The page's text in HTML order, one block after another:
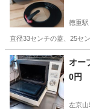
徳重駅
直径33センチの蓋、25セ
愛知 名古屋市 オー
0円
左京山